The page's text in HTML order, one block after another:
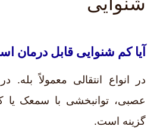
آیا کم شنوایی قابل درمان
در انواع انتقالی معمولاً
عصبی، توانبخشی با سمعک یا
گزینه است.